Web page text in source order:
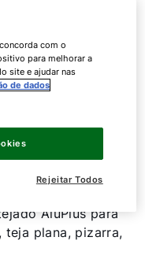
de montaje
AluPlus para
plana, pizarra,
com o
para melhorar a
site e ajudar nas
de dados
Rejeitar Todos